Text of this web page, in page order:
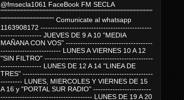
@fmsecla1061 FaceBook FM SECLA
'''''''''''''''''''''''''''''''''''''''''''''''''''''''''''''''''''''''''''''''''''''''''''''''''''''''''
''''''''''''''''''''''''''''''''''''' Comunicate al whatsapp
1163908172 ----------------------------------------------
----------------- JUEVES DE 9 A 10 "MEDIA
MAÑANA CON VOS" ------------------------------------
------------------------- LUNES A VIERNES 10 A 12
"SIN FILTRO" ---------------------------------------------
----------------- LUNES DE 12 A 14 "LINEA DE
TRES" ------------------------------------------------------
--------- LUNES, MIERCOLES Y VIERNES DE 15
A 16 y "PORTAL SUR RADIO" ------------------------
-------------------------------------- LUNES DE 19 A 20